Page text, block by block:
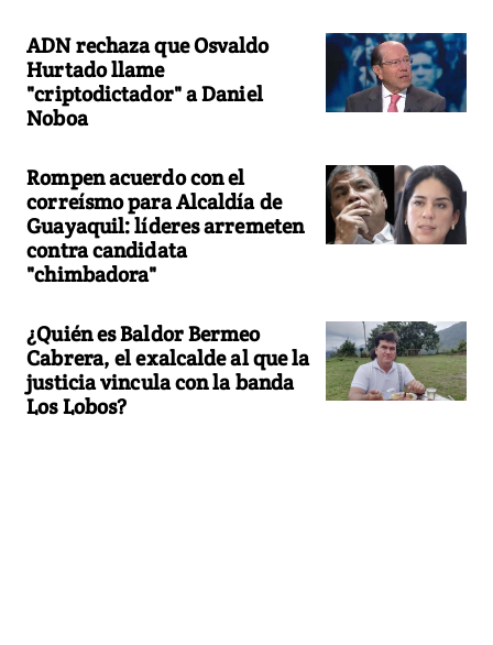
ADN rechaza que Osvaldo
Hurtado llame
"criptodictador" a Daniel
Noboa
Rompen acuerdo con el
correísmo para Alcaldía de
Guayaquil: líderes arremeten
contra candidata
"chimbadora"
¿Quién es Baldor Bermeo
Cabrera, el exalcalde al que la
justicia vincula con la banda
Los Lobos?